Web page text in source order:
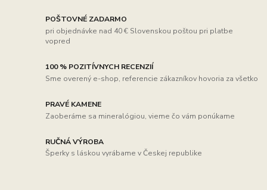
POŠTOVNÉ ZADARMO
pri objednávke nad 40 € Slovenskou poštou pri platbe
vopred
100 % POZITÍVNYCH RECENZIÍ
Sme overený e-shop, referencie zákazníkov hovoria za všetko
PRAVÉ KAMENE
Zaoberáme sa mineralógiou, vieme čo vám ponúkame
RUČNÁ VÝROBA
Šperky s láskou vyrábame v Českej republike